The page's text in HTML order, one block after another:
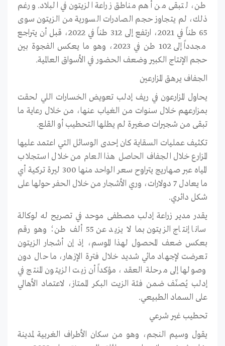
طن، لتبقى من أهم مناطق زراعة الزيتون في البلاد. ورغم
ذلك، لم يتجاوز حجم الصادرات السورية من الزيتون سوى
65 طناً في 2021، ارتفع إلى 312 طناً في 2022، قبل أن يتراجع
مجدداً إلى 102 طن في 2023، وهو ما يعكس الفجوة بين
حجم الإنتاج الكبير وضعف الحضور في الأسواق العالمية.
الجفاف يرهق المزارعين
يحاول المزارعون في ريف إدلب تعويض الخسارات اللي لحقت
بمزارعهم خلال سنوات من الغياب عنها، من خلال رعاية ما
تبقى من شجيرات صغيرة لم يطلها التحطيب أو القلع.
تكثيف عمليات السقاية كان إحدى الوسائل التي اعتمد عليها
المزارع خلال الجفاف الحاصل هذا العام من خلال استجلاب
المياه عبر صهاريج يتراوح سعر الواحد منها 300 ليرة تركية أي
ما يعادل 7 دولارات، وري الأشجار من خلال الحفر حولها على
شكل دائري.
يقدر مدير زراعة إدلب مصطفى موحد في تصريح له لوكالة
سانا إنتاج الزيتون بما لا يزيد عن 55 ألف طن؛ وهو رقم
بعكس ضعف المحصول لهذا الموسم، إذ إن أشجار الزيتون
تعرضت لإجهاد مائي شديد خلال فترة الإزهار، ما حال دون
وصولها إلى مرحلة العقد، مؤكداً أن زيت الزيتون المنتج في
إدلب يُصنّف ضمن فئة الزيت البكر الممتاز، لاعتماد الأهالي
على السماد الطبيعي.
تحطيب غير شرعي
يقول وسيم النجم، وهو من سكان الأطراف الغربية لمدينة